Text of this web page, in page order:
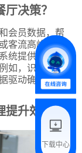
决策？
会员数据，帮
客流高峰，商
统提供近60种
如，识别低效
驱动确保运营
提升效率？
下载中心